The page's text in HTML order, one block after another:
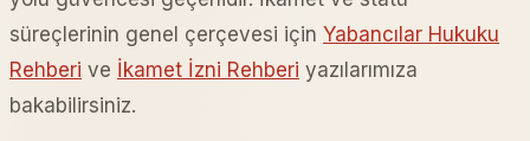
süreçlerinin genel çerçevesi için Yabancılar Hukuku
Rehberi ve İkamet İzni Rehberi yazılarımıza
bakabilirsiniz.